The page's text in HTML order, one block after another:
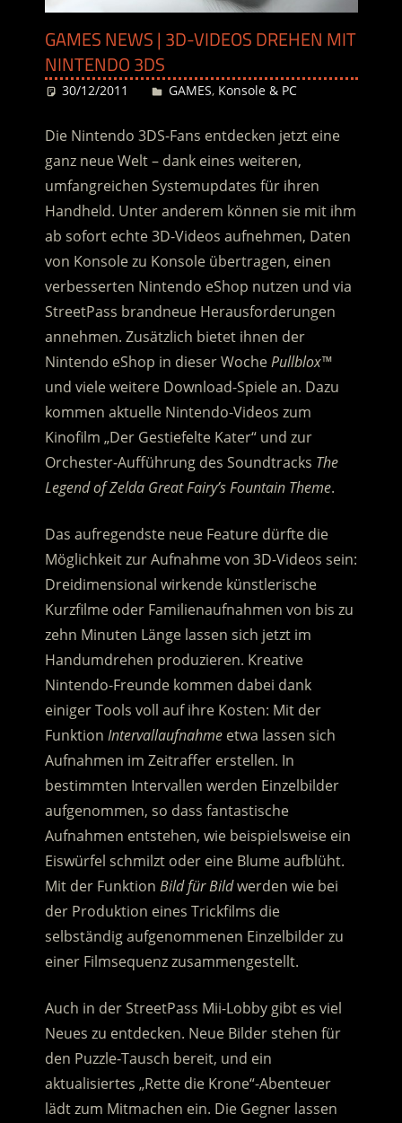
GAMES NEWS | 3D-VIDEOS DREHEN MIT
NINTENDO 3DS
30/12/2011 Desiree
GAMES, Konsole & PC
Die Nintendo 3DS-Fans entdecken jetzt eine
ganz neue Welt – dank eines weiteren,
umfangreichen Systemupdates für ihren
Handheld. Unter anderem können sie mit ihm
ab sofort echte 3D-Videos aufnehmen, Daten
von Konsole zu Konsole übertragen, einen
verbesserten Nintendo eShop nutzen und via
StreetPass brandneue Herausforderungen
annehmen. Zusätzlich bietet ihnen der
Nintendo eShop in dieser WochePullblox™
und viele weitere Download-Spiele an. Dazu
kommen aktuelle Nintendo-Videos zum
Kinofilm „Der Gestiefelte Kater“ und zur
Orchester-Aufführung des Soundtracks The
Legend of Zelda Great Fairy’s Fountain Theme.
Das aufregendste neue Feature dürfte die
Möglichkeit zur Aufnahme von 3D-Videos sein:
Dreidimensional wirkende künstlerische
Kurzfilme oder Familienaufnahmen von bis zu
zehn Minuten Länge lassen sich jetzt im
Handumdrehen produzieren. Kreative
Nintendo-Freunde kommen dabei dank
einiger Tools voll auf ihre Kosten: Mit der
Funktion Intervallaufnahmeetwa lassen sich
Aufnahmen im Zeitraffer erstellen. In
bestimmten Intervallen werden Einzelbilder
aufgenommen, so dass fantastische
Aufnahmen entstehen, wie beispielsweise ein
Eiswürfel schmilzt oder eine Blume aufblüht.
Mit der Funktion Bild für Bildwerden wie bei
der Produktion eines Trickfilms die
selbständig aufgenommenen Einzelbilder zu
einer Filmsequenz zusammengestellt.
Auch in der StreetPass Mii-Lobby gibt es viel
Neues zu entdecken. Neue Bilder stehen für
den Puzzle-Tausch bereit, und ein
aktualisiertes „Rette die Krone“-Abenteuer
lädt zum Mitmachen ein. Die Gegner lassen